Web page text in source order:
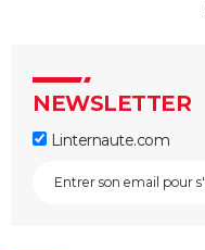
NEWSLETTER
Linternaute.com